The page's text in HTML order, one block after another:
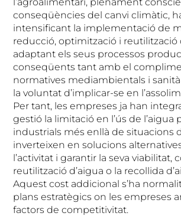
conseqüències del canvi climàtic,
intensificant la implementació de
reducció, optimització i reutilització
adaptant els seus processos
conseqüents tant amb el
normatives mediambientals i
la voluntat d’implicar-se en
Per tant, les empreses ja han
gestió la limitació en l’ús de l’aigua
industrials més enllà de situacions
inverteixen en solucions
l’activitat i garantir la seva viabilitat,
reutilització d’aigua o la recollida
Aquest cost addicional s’ha
plans estratègics on les empreses
factors de competitivitat.